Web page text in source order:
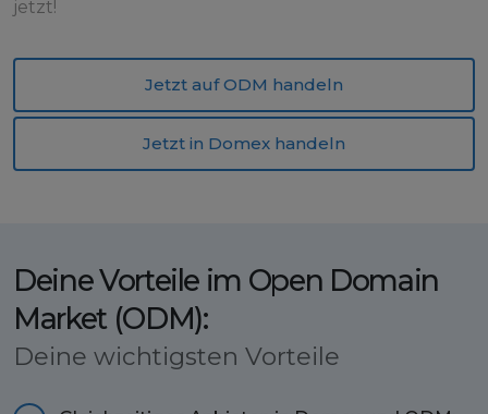
jetzt!
Jetzt auf ODM handeln
Jetzt in Domex handeln
Deine Vorteile im Open Domain
Market (ODM):
Deine wichtigsten Vorteile